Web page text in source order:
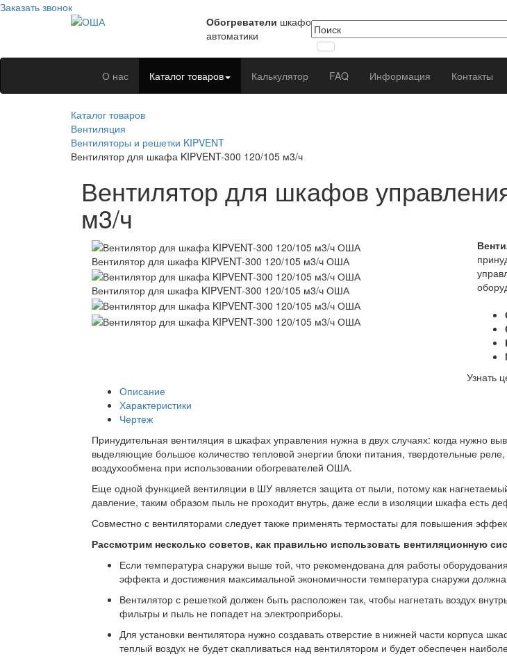
Заказать звонок
Обогреватели шкафов
автоматики
О нас Каталог товаров Калькулятор FAQ Информация Контакты
Каталог товаров
Вентиляция
Вентиляторы и решетки KIPVENT
Вентилятор для шкафа KIPVENT-300 120/105 м3/ч
Вентилятор для шкафов
м3/ч
Вентилятор для шкафа KIPVENT-300 120/105 м3/ч ОША
Вентилятор для шкафа KIPVENT-300 120/105 м3/ч ОША
Узнать
Описание
Характеристики
Чертеж
Принудительная вентиляция в шкафах управления нужна в двух случаях: когда нужно
выделяющие большое количество тепловой энергии блоки питания, твердотельные
воздухообмена при использовании обогревателей ОША.
Еще одной функцией вентиляции в ШУ является защита от пыли, потому как
давление, таким образом пыль не проходит внутрь, даже если в изоляции шкафа есть
Совместно с вентиляторами следует также применять термостаты для повышения
Рассмотрим несколько советов, как правильно использовать вентиляционную
Если температура снаружи выше той, что рекомендована для работы
эффекта и достижения максимальной экономичности температура снаружи
Вентилятор с решеткой должен быть расположен так, чтобы нагнетать воздух
фильтры и пыль не попадет на электроприборы.
Для установки вентилятора нужно создавать отверстие в нижней части корпуса
теплый воздух не будет скапливаться над вентилятором и будет обеспечен